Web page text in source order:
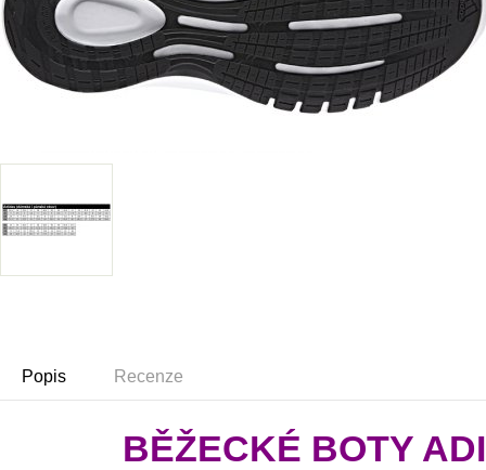
Popis Recenze
BĚŽECKÉ BOTY